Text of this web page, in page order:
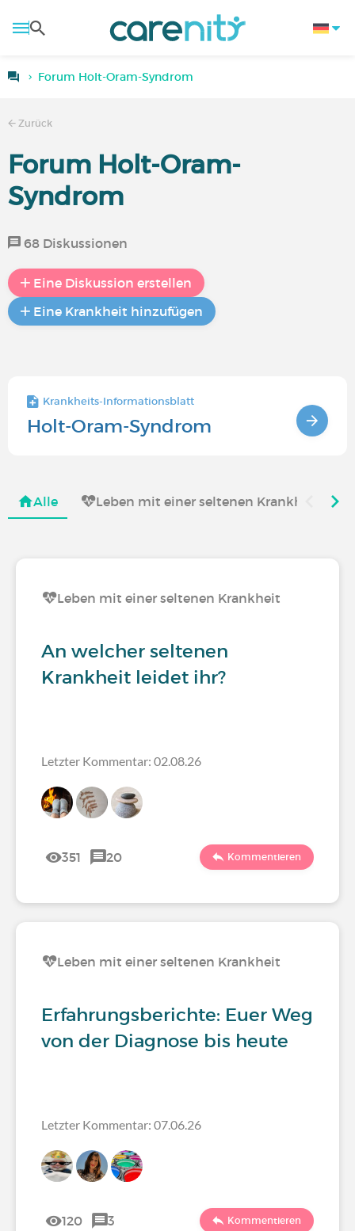
Forum Holt-Oram-Syndrom
Zurück
Forum Holt-Oram-
Syndrom
68 Diskussionen
Eine Diskussion erstellen
Eine Krankheit hinzufügen
Krankheits-Informationsblatt
Holt-Oram-Syndrom
Alle Leben mit einer seltenen Krankheit
Leben mit einer seltenen Krankheit
An welcher seltenen
Krankheit leidet ihr?
Letzter Kommentar: 02.08.26
351 20 Kommentieren
Leben mit einer seltenen Krankheit
Erfahrungsberichte: Euer Weg
von der Diagnose bis heute
Letzter Kommentar: 07.06.26
120 3 Kommentieren